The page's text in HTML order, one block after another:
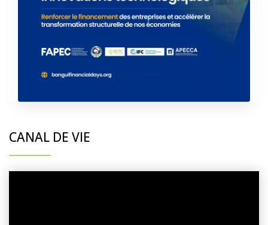
CANAL DE VIE